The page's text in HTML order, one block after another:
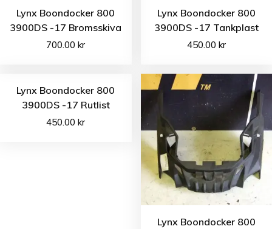
Lynx Boondocker 800
3900DS -17 Bromsskiva
700.00kr
Lynx Boondocker 800
3900DS -17 Tankplast
450.00 kr
Lynx Boondocker 800
3900DS -17 Rutlist
450.00kr
Lynx Boondocker 800